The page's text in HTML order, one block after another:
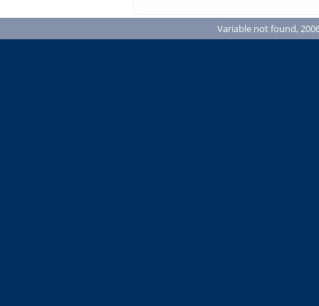
Variable not found,